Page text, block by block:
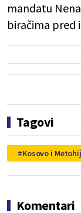
mandatu
biračima pred
Tagovi
Kosovo i
Komentari